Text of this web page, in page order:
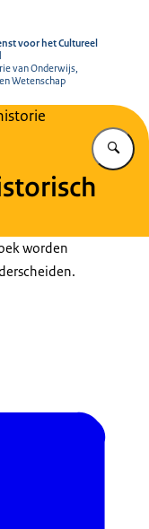
voor het Cultureel
van Onderwijs,
Wetenschap
worden